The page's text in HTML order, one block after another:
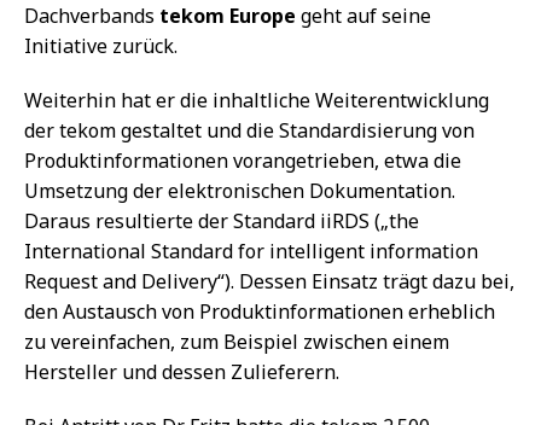
Dachverbands tekom Europe geht auf seine
Initiative zurück.
Weiterhin hat er die inhaltliche Weiterentwicklung
der tekom gestaltet und die Standardisierung von
Produktinformationen vorangetrieben, etwa die
Umsetzung der elektronischen Dokumentation.
Daraus resultierte der Standard iiRDS („the
International Standard for intelligent information
Request and Delivery“). Dessen Einsatz trägt dazu bei,
den Austausch von Produktinformationen erheblich
zu vereinfachen, zum Beispiel zwischen einem
Hersteller und dessen Zulieferern.